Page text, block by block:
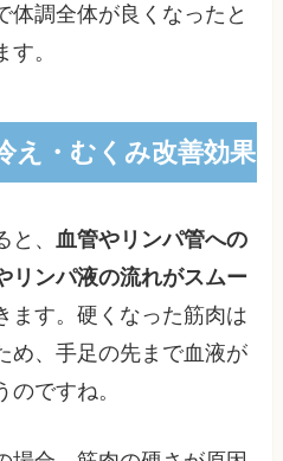
体調全体が良くなったと
。
え・むくみ改善効果
と、血管やリンパ管への
リンパ液の流れがスムー
ます。硬くなった筋肉は
め、手足の先まで血液が
ですね。